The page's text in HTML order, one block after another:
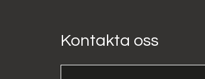
Kontakta oss